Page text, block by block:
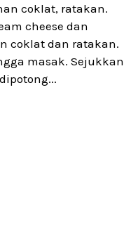
coklat, ratakan.
cheese dan
coklat dan ratakan.
masak. Sejukkan